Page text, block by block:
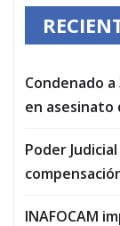
Condenado
en asesinato
Poder
INAFOCAM